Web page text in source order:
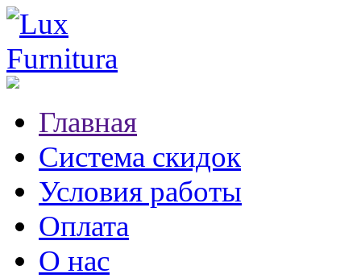
Главная
Система скидок
Условия работы
Оплата
О нас